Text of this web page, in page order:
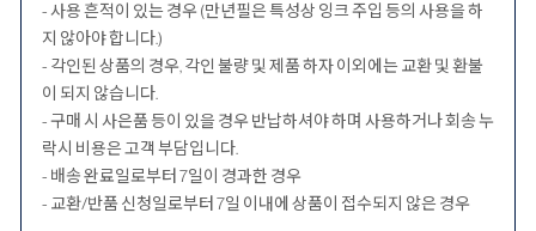
- 사용 흔적이 있는 경우 (만년필은 특성상 잉크 주입 등의 사용을 하
지 않아야 합니다.)
- 각인된 상품의 경우, 각인 불량 및 제품 하자 이외에는 교환 및 환불
이 되지 않습니다.
- 구매 시 사은품 등이 있을 경우 반납하셔야 하며 사용하거나 회송 누
락시 비용은 고객 부담입니다.
- 배송 완료일로부터 7일이 경과한 경우
- 교환/반품 신청일로부터 7일 이내에 상품이 접수되지 않은 경우